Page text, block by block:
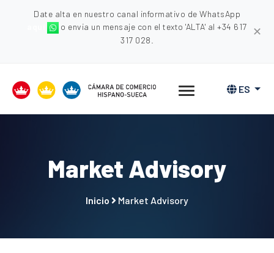
Date alta en nuestro canal informativo de WhatsApp
o envia un mensaje con el texto 'ALTA' al +34 617
317 028.
✕
ES
Market Advisory
Inicio Market Advisory